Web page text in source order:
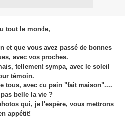
tout le monde,
et que vous avez passé de bonnes
avec vos proches.
tellement sympa, avec le soleil
témoin.
tous, avec du pain "fait maison"....
pas belle la vie ?
qui, je l'espère, vous mettrons
appétit!